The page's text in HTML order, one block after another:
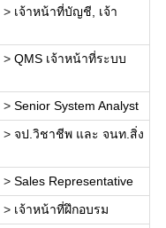
> เจ้าหน้าที่บัญชี, เจ้า
> QMS เจ้าหน้าที่ระบบ
> Senior System Analyst
> จป.วิชาชีพ และ จนท.สิ่ง
> Sales Representative
> เจ้าหน้าที่ฝึกอบรม